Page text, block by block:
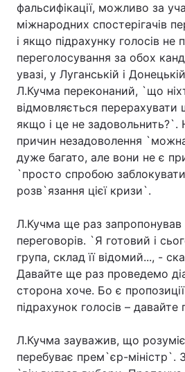
фальсифікації, можливо за
міжнародних спостерігачів
і якщо підрахунку голосів не
переголосування за обох
увазі, у Луганській і
Л.Кучма переконаний, `що
відмовляється
якщо і це не задовольнить?`.
причин незадоволення
дуже багато, але вони не є
`просто спробою
розв`язання цієї кризи`.
Л.Кучма ще раз запропонував
переговорів. `Я готовий і
група, склад її відомий..., -
Давайте ще раз проведемо
сторона хоче. Бо є
підрахунок голосів – давайте
Л.Кучма зауважив, що
перебуває прем`єр-міністр`.